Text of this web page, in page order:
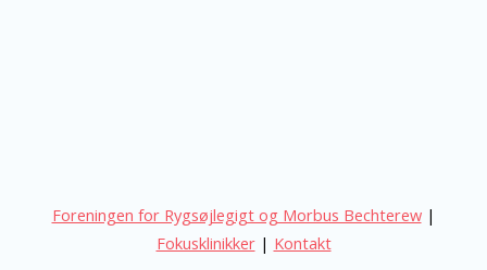
Foreningen for Rygsøjlegigt og Morbus Bechterew|
Fokusklinikker| Kontakt